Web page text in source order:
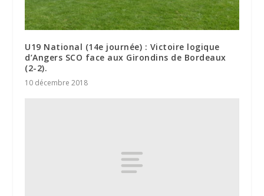
U19 National (14e journée) : Victoire logique
d’Angers SCO face aux Girondins de Bordeaux
(2-2).
10 décembre 2018